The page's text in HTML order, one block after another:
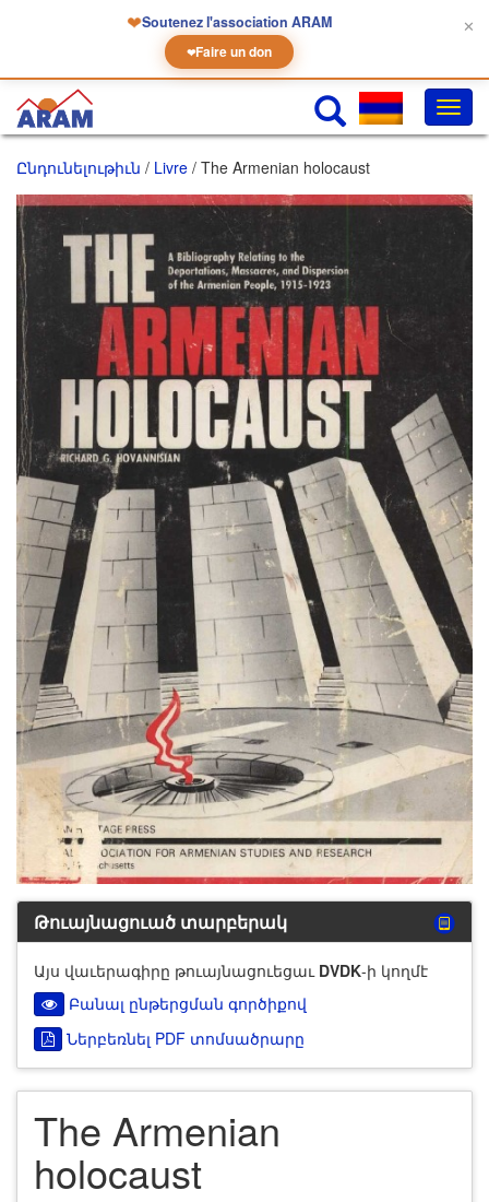
❤Soutenez l'association ARAM
❤Faire un don
✕
Ընդունելութիւն / Livre / The Armenian holocaust
Թուայնացուած տարբերակ
Այս վաւերագիրը թուայնացուեցաւ DVDK-ի կողմէ
Բանալ ընթերցման գործիքով
Ներբեռնել PDF տոմսածրարը
The Armenian
holocaust